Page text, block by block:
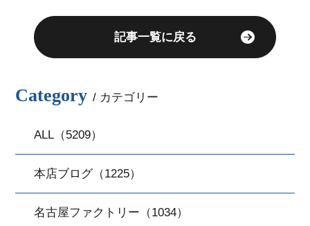
記事一覧に戻る
Category / カテゴリー
ALL（5209）
本店ブログ（1225）
名古屋ファクトリー（1034）